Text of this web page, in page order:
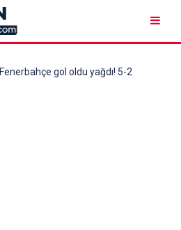
Fenerbahçe gol oldu yağdı! 5-2